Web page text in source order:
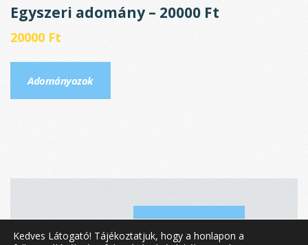
Egyszeri adomány – 20000 Ft
20000 Ft
Adományozok
2 OLDER
Kedves Látogató! Tájékoztatjuk, hogy a honlapon a